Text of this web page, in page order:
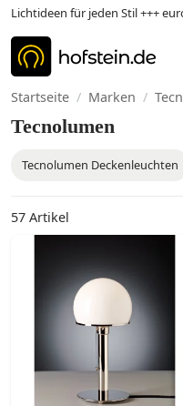
Lichtideen für jeden Stil +++
Startseite / Marken /
Tecnolumen
Tecnolumen Deckenleuchten
57 Artikel